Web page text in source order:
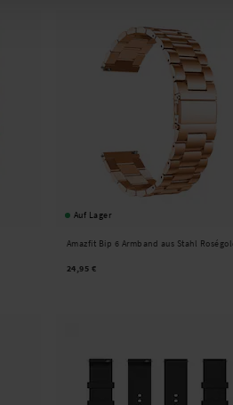
Auf Lager
Amazfit Bip 6 Armband aus Stahl
24,95 €